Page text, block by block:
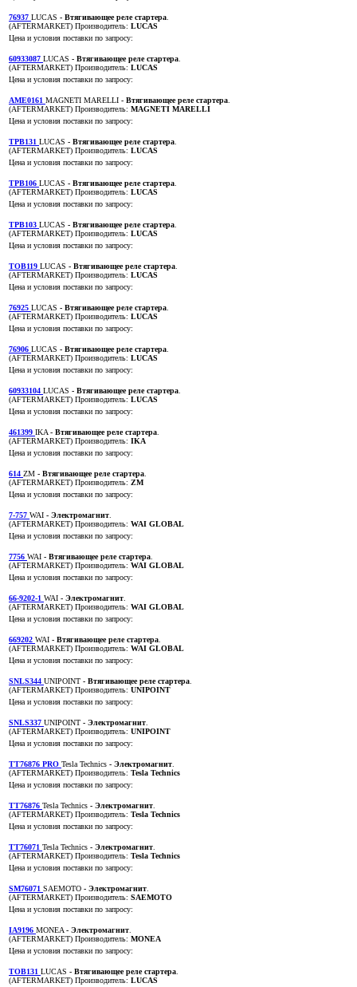
76937 LUCAS - Втягивающее реле стартера.
(AFTERMARKET) Производитель: LUCAS
Цена и условия поставки по запросу:
60933087 LUCAS - Втягивающее реле стартера.
(AFTERMARKET) Производитель: LUCAS
Цена и условия поставки по запросу:
AME0161 MAGNETI MARELLI - Втягивающее реле стартера.
(AFTERMARKET) Производитель: MAGNETI MARELLI
Цена и условия поставки по запросу:
TPB131 LUCAS - Втягивающее реле стартера.
(AFTERMARKET) Производитель: LUCAS
Цена и условия поставки по запросу:
TPB106 LUCAS - Втягивающее реле стартера.
(AFTERMARKET) Производитель: LUCAS
Цена и условия поставки по запросу:
TPB103 LUCAS - Втягивающее реле стартера.
(AFTERMARKET) Производитель: LUCAS
Цена и условия поставки по запросу:
TOB119 LUCAS - Втягивающее реле стартера.
(AFTERMARKET) Производитель: LUCAS
Цена и условия поставки по запросу:
76925 LUCAS - Втягивающее реле стартера.
(AFTERMARKET) Производитель: LUCAS
Цена и условия поставки по запросу:
76906 LUCAS - Втягивающее реле стартера.
(AFTERMARKET) Производитель: LUCAS
Цена и условия поставки по запросу:
60933104 LUCAS - Втягивающее реле стартера.
(AFTERMARKET) Производитель: LUCAS
Цена и условия поставки по запросу:
461399 IKA- Втягивающее реле стартера.
(AFTERMARKET) Производитель: IKA
Цена и условия поставки по запросу:
614 ZM - Втягивающее реле стартера.
(AFTERMARKET) Производитель: ZM
Цена и условия поставки по запросу:
7-757 WAI - Электромагнит.
(AFTERMARKET) Производитель: WAI GLOBAL
Цена и условия поставки по запросу:
7756 WAI - Втягивающее реле стартера.
(AFTERMARKET) Производитель: WAI GLOBAL
Цена и условия поставки по запросу:
66-9202-1 WAI - Электромагнит.
(AFTERMARKET) Производитель: WAI GLOBAL
Цена и условия поставки по запросу:
669202 WAI - Втягивающее реле стартера.
(AFTERMARKET) Производитель: WAI GLOBAL
Цена и условия поставки по запросу:
SNLS344 UNIPOINT - Втягивающее реле стартера.
(AFTERMARKET) Производитель: UNIPOINT
Цена и условия поставки по запросу:
SNLS337 UNIPOINT - Электромагнит.
(AFTERMARKET) Производитель: UNIPOINT
Цена и условия поставки по запросу:
TT76876 PRO Tesla Technics - Электромагнит.
(AFTERMARKET) Производитель: Tesla Technics
Цена и условия поставки по запросу:
TT76876 Tesla Technics - Электромагнит.
(AFTERMARKET) Производитель: Tesla Technics
Цена и условия поставки по запросу:
TT76071 Tesla Technics - Электромагнит.
(AFTERMARKET) Производитель: Tesla Technics
Цена и условия поставки по запросу:
SM76071 SAEMOTO - Электромагнит.
(AFTERMARKET) Производитель: SAEMOTO
Цена и условия поставки по запросу:
IA9196 MONEA- Электромагнит.
(AFTERMARKET) Производитель: MONEA
Цена и условия поставки по запросу:
TOB131 LUCAS - Втягивающее реле стартера.
(AFTERMARKET) Производитель: LUCAS